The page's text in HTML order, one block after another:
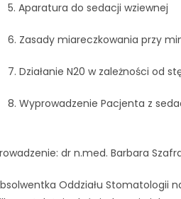
5. Aparatura do sedacji wziewnej
6. Zasady miareczkowania przy
7. Działanie N20 w zależności od
8. Wyprowadzenie Pacjenta z
dr n.med. Barbara
Oddziału Stomatologii